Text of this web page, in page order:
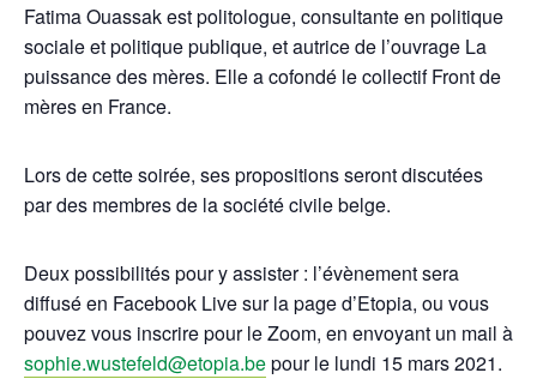
Fatima Ouassak est politologue, consultante en politique
sociale et politique publique, et autrice de l’ouvrage La
puissance des mères. Elle a cofondé le collectif Front de
mères en France.
Lors de cette soirée, ses propositions seront discutées
par des membres de la société civile belge.
Deux possibilités pour y assister : l’évènement sera
diffusé en Facebook Live sur la page d’Etopia, ou vous
pouvez vous inscrire pour le Zoom, en envoyant un mail à
sophie.wustefeld@etopia.bepour le lundi 15 mars 2021.